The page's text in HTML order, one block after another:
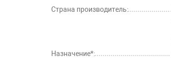
Страна производитель:
Назначение*: